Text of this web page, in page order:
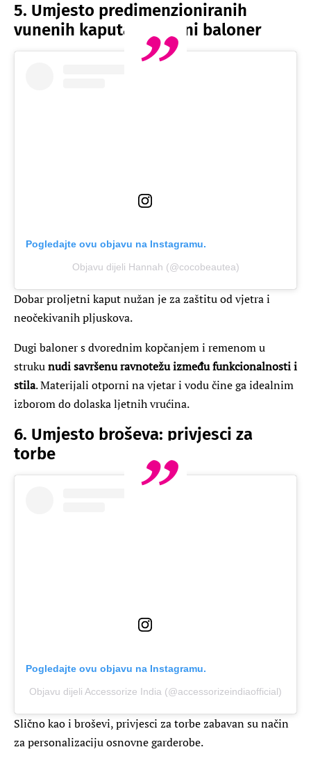
5. Umjesto predimenzioniranih
vunenih kaputa: klasični baloner
Pogledajte ovu objavu na Instagramu.
Objavu dijeli Hannah (@cocobeautea)
Dobar proljetni kaput nužan je za zaštitu od vjetra i
neočekivanih pljuskova.
Dugi baloner s dvorednim kopčanjem i remenom u
strukunudi savršenu ravnotežu između funkcionalnosti i
stila. Materijali otporni na vjetar i vodu čine ga idealnim
izborom do dolaska ljetnih vrućina.
6. Umjesto broševa: privjesci za
torbe
Pogledajte ovu objavu na Instagramu.
Objavu dijeli Accessorize India (@accessorizeindiaofficial)
Slično kao i broševi, privjesci za torbe zabavan su način
za personalizaciju osnovne garderobe.